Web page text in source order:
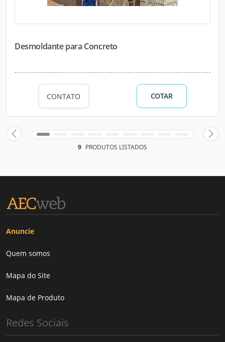
Desmoldante para Concreto
CONTATO COTAR
9 PRODUTOS LISTADOS
Anuncie
Quem somos
Mapa do Site
Mapa de Produto
Redes Sociais